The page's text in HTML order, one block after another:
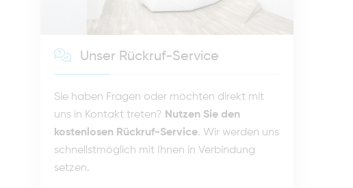
Unser Rückruf-Service
Sie haben Fragen oder möchten direkt mit
uns in Kontakt treten? Nutzen Sie den
kostenlosen Rückruf-Service. Wir werden uns
schnellstmöglich mit Ihnen in Verbindung
setzen.